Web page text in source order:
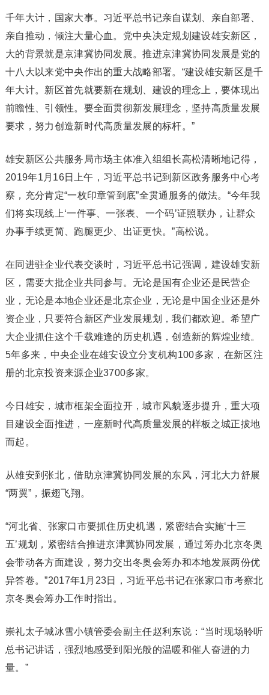
千年大计，国家大事。习近平总书记亲自谋划、亲自部署、
亲自推动，倾注大量心血。党中央决定规划建设雄安新区，
大的背景就是京津冀协同发展。推进京津冀协同发展是党的
十八大以来党中央作出的重大战略部署。“建设雄安新区是千
年大计。新区首先就要新在规划、建设的理念上，要体现出
前瞻性、引领性。要全面贯彻新发展理念，坚持高质量发展
要求，努力创造新时代高质量发展的标杆。”
雄安新区公共服务局市场主体准入组组长高松清晰地记得，
2019年1月16日上午，习近平总书记到新区政务服务中心考
察，充分肯定“一枚印章管到底”全贯通服务的做法。“今年我
们将实现线上‘一件事、一张表、一个码’证照联办，让群众
办事手续更简、跑腿更少、出证更快。”高松说。
在同进驻企业代表交谈时，习近平总书记强调，建设雄安新
区，需要大批企业共同参与。无论是国有企业还是民营企
业，无论是本地企业还是北京企业，无论是中国企业还是外
资企业，只要符合新区产业发展规划，我们都欢迎。希望广
大企业抓住这个千载难逢的历史机遇，创造新的辉煌业绩。
5年多来，中央企业在雄安设立分支机构100多家，在新区注
册的北京投资来源企业3700多家。
今日雄安，城市框架全面拉开，城市风貌逐步提升，重大项
目建设全面推进，一座新时代高质量发展的样板之城正拔地
而起。
从雄安到张北，借助京津冀协同发展的东风，河北大力舒展
“两翼”，振翅飞翔。
“河北省、张家口市要抓住历史机遇，紧密结合实施‘十三
五’规划，紧密结合推进京津冀协同发展，通过筹办北京冬奥
会带动各方面建设，努力交出冬奥会筹办和本地发展两份优
异答卷。”2017年1月23日，习近平总书记在张家口市考察北
京冬奥会筹办工作时指出。
崇礼太子城冰雪小镇管委会副主任赵利东说：“当时现场聆听
总书记讲话，强烈地感受到阳光般的温暖和催人奋进的力
量。”